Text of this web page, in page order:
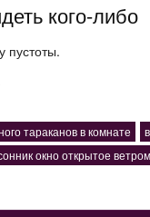
кого-либо
пустоты.
тараканов в комнате
окно открытое ветром